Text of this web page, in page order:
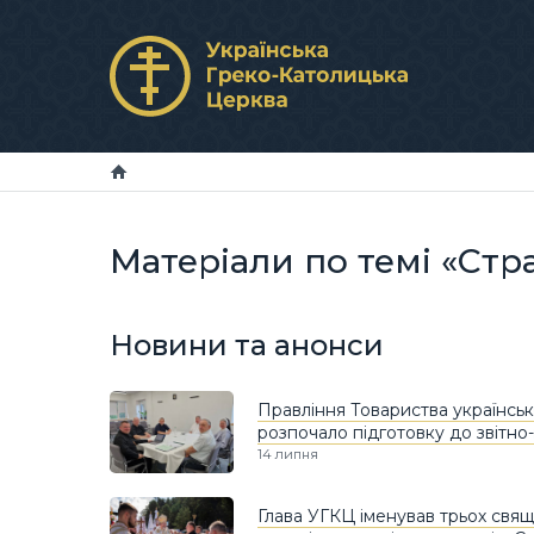
Матеріали по темі
Новини та анонси
Правління Товариства
розпочало підготовку до
14 липня
Глава УГКЦ іменував трьох